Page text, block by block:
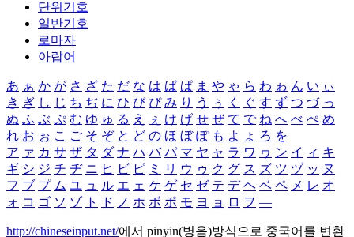
단위기호
일반기호
로마자
아랍어
あ ぁ か が さ ざ た だ な は ば ぱ ま や ゃ ら わ ゎ ん い ぃ
き ぎ し じ ち ぢ に ひ び ぴ み り う ぅ く ぐ す ず つ づ っ
ぬ ふ ぶ ぷ む ゆ ゅ る え ぇ け げ せ ぜ て で ね へ べ ぺ め
れ お ぉ こ ご そ ぞ と ど の ほ ぼ ぽ も よ ょ ろ を
ア ァ カ サ ザ タ ダ ナ ハ バ パ マ ヤ ャ ラ ワ ヮ ン イ ィ キ
ギ シ ジ チ ヂ ニ ヒ ビ ピ ミ リ ウ ゥ ク グ ス ズ ツ ヅ ッ ヌ
フ ブ プ ム ユ ュ ル エ ェ ケ ゲ セ ゼ テ デ ヘ ベ ペ メ レ オ
ォ コ ゴ ソ ゾ ト ド ノ ホ ボ ポ モ ヨ ョ ロ ヲ ―
http://chineseinput.net/에서 pinyin(병음)방식으로 중국어를 변환